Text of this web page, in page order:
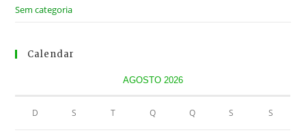
Sem categoria
Calendar
AGOSTO 2026
D S T Q Q S S